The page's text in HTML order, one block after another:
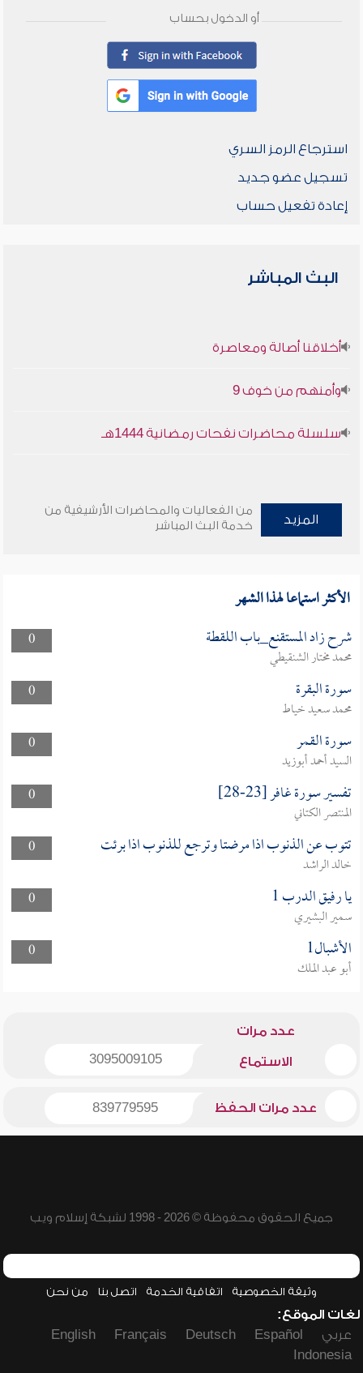
أو الدخول بحساب
استرجاع الرمز السري
تسجيل عضو جديد
إعادة تفعيل حساب
البث المباشر
أخلاقنا أصالة ومعاصرة
وأمنهم من خوف 9
سلسلة محاضرات نفحات رمضانية 1444هـ
المزيد
من الفعاليات والمحاضرات الأرشيفية من
خدمة البث المباشر
الأكثر استماعا لهذا الشهر
0 شرح زاد المستقنع_باب اللقطة
محمد مختار الشنقيطي
0
سورة البقرة
محمد سعيد خياط
0
سورة القمر
السيد أحمد أبوزيد
0
تفسير سورة غافر [23-28]
المنتصر الكتاني
0
تتوب عن الذنوب اذا مرضتا وترجع للذنوب اذا برئت
خالد الراشد
0
يا رفيق الدرب 1
سمير البشيري
0
الأشبال1
أبو عبد الملك
عدد مرات
الاستماع 3095009105
عدد مرات الحفظ 839779595
جميع الحقوق محفوظة © 2026 - 1998 لشبكة إسلام ويب
وثيقة الخصوصية اتفاقية الخدمة اتصل بنا من نحن
لغات الموقع:
عربي
Español
Deutsch
Français
English
Indonesia